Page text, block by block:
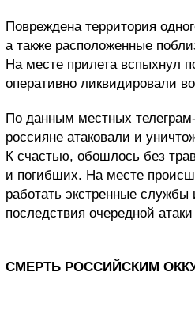
Повреждена территория
а также расположенные
На месте прилета вспыхнул
оперативно ликвидировали
По данным местных
россияне атаковали и
К счастью, обошлось без
и погибших. На месте
работать экстренные службы
последствия очередной атаки
СМЕРТЬ РОССИЙСКИМ